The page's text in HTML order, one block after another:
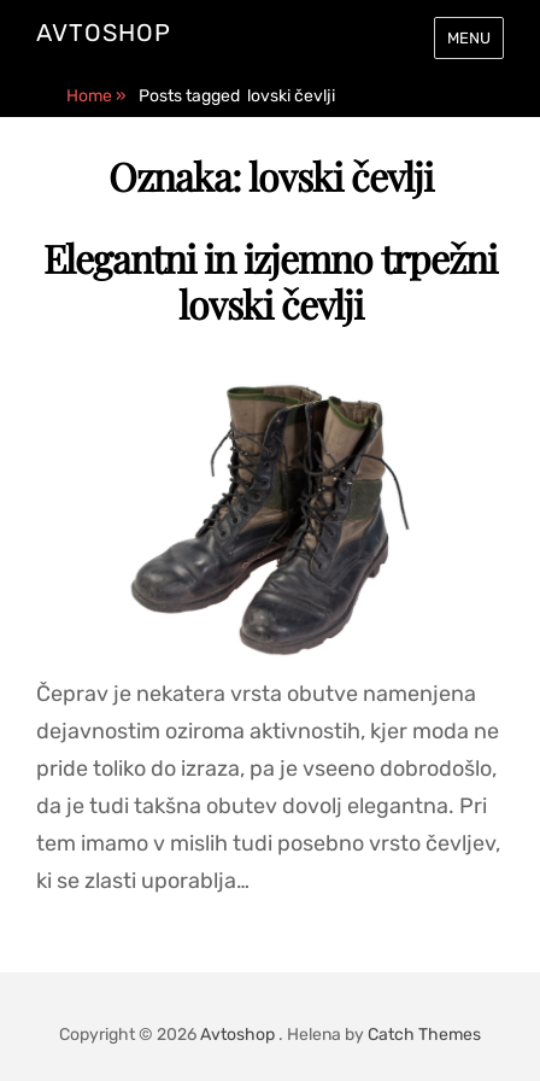
AVTOSHOP MENU
Home» Posts tagged lovski čevlji
Oznaka:lovski čevlji
Elegantni in izjemno trpežni
lovski čevlji
Čeprav je nekatera vrsta obutve namenjena
dejavnostim oziroma aktivnostih, kjer moda ne
pride toliko do izraza, pa je vseeno dobrodošlo,
da je tudi takšna obutev dovolj elegantna. Pri
tem imamo v mislih tudi posebno vrsto čevljev,
ki se zlasti uporablja…
Copyright © 2026Avtoshop . Helena byCatch Themes